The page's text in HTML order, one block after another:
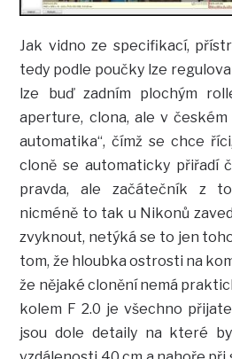
Jak vidno ze specifikací,
tedy podle poučky lze
lze buď zadním plochým
aperture, clona, ale v
automatika“, čímž se chce
cloně se automaticky přiřadí
pravda, ale začátečník z
nicméně to tak u Nikonů
zvyknout, netýká se to jen
tom, že hloubka ostrosti na
že nějaké clonění nemá
kolem F 2.0 je všechno
jsou dole detaily na které